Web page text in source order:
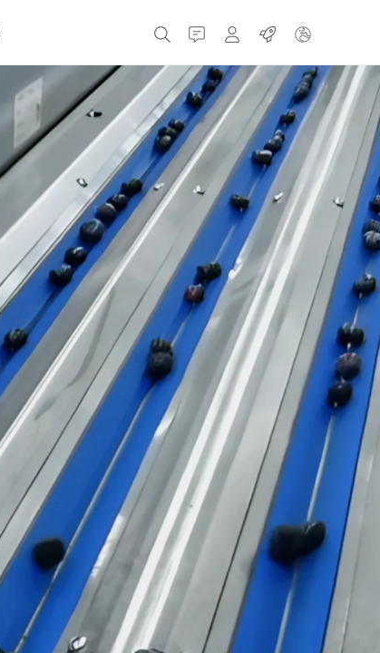
Kontakt MyBizerbaPracovné miesta
Česká republika
Grécko
Holandsko
Rusko
Španielsko
Ukrajina